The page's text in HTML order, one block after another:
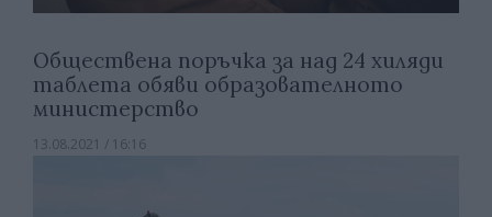
Обществена поръчка за над 24 хиляди
таблета обяви образователното
министерство
13.08.2021 / 16:16